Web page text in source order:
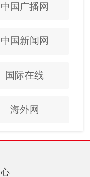
中国广播网
中国新闻网
国际在线
海外网